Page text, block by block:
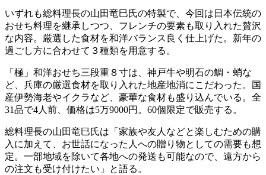
いずれも総料理長の山田竜巳氏の特製で、今回は日本伝統の
おせち料理を継承しつつ、フレンチの要素も取り入れた贅沢
な内容。厳選した食材を和洋バランス良く仕上げた。新年の
過ごし方に合わせて３種類を用意する。
「極」和洋おせち三段重８寸は、神戸牛や明石の鯛・蛸な
ど、兵庫の厳選食材を取り入れた地産地消にこだわった。国
産伊勢海老やイクラなど、豪華な食材も盛り込んでいる。全
31品で4人前、価格は5万9000円。60個限定で販売する。
総料理長の山田竜巳氏は「家族や友人などと楽しむための購
入に加えて、お世話になった人への贈り物としての需要も想
定。一部地域を除いて各地への発送も可能なので、遠方から
の注文も受け付けたい」と語る。